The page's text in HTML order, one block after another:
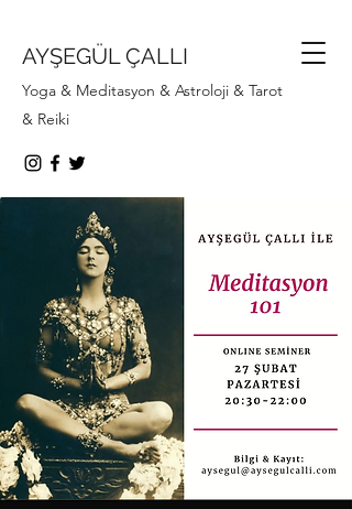
AYŞEGÜL ÇALLI
Yoga & Meditasyon & Astroloji & Tarot
& Reiki